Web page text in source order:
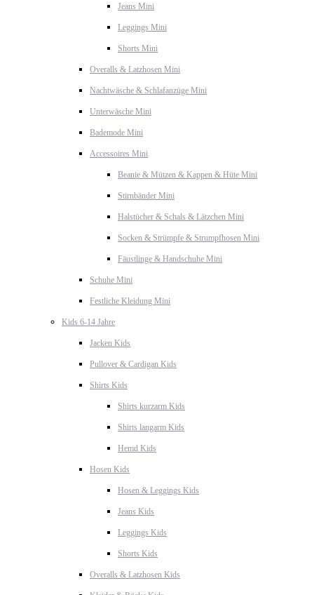
Jeans Mini
Leggings Mini
Shorts Mini
Overalls & Latzhosen Mini
Nachtwäsche & Schlafanzüge Mini
Unterwäsche Mini
Bademode Mini
Accessoires Mini
Beanie & Mützen & Kappen & Hüte Mini
Stirnbänder Mini
Halstücher & Schals & Lätzchen Mini
Socken & Strümpfe & Strumpfhosen Mini
Fäustlinge & Handschuhe Mini
Schuhe Mini
Festliche Kleidung Mini
Kids 6-14 Jahre
Jacken Kids
Pullover & Cardigan Kids
Shirts Kids
Shirts kurzarm Kids
Shirts langarm Kids
Hemd Kids
Hosen Kids
Hosen & Leggings Kids
Jeans Kids
Leggings Kids
Shorts Kids
Overalls & Latzhosen Kids